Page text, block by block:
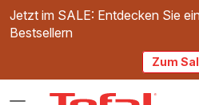
Jetzt im SALE: Entdecken Sie
Bestsellern
Zum